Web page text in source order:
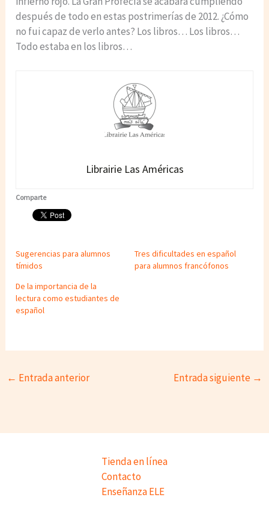
después de todo en estas postrimerías de 2012. ¿Cómo
no fui capaz de verlo antes? Los libros… Los libros…
Todo estaba en los libros…
Librairie Las Américas
Comparte
Sugerencias para alumnos
tímidos
Tres dificultades en español
para alumnos francófonos
De la importancia de la
lectura como estudiantes de
español
← Entrada anterior Entrada siguiente →
Tienda en línea
Contacto
Enseñanza ELE